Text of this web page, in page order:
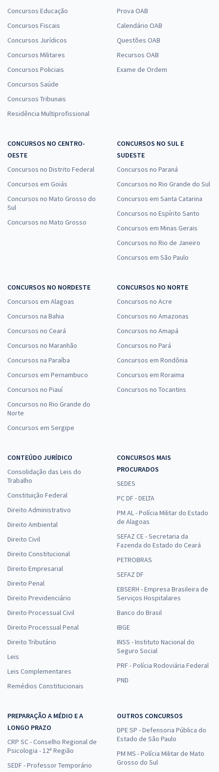
Concursos Educação
Concursos Fiscais
Concursos Jurídicos
Concursos Militares
Concursos Policiais
Concursos Saúde
Concursos Tribunais
Residência Multiprofissional
Prova OAB
Calendário OAB
Questões OAB
Recursos OAB
Exame de Ordem
CONCURSOS NO CENTRO-
OESTE
Concursos no Distrito Federal
Concursos em Goiás
Concursos no Mato Grosso do
Sul
Concursos no Mato Grosso
CONCURSOS NO SUL E
SUDESTE
Concursos no Paraná
Concursos no Rio Grande do Sul
Concursos em Santa Catarina
Concursos no Espírito Santo
Concursos em Minas Gerais
Concursos no Rio de Janeiro
Concursos em São Paulo
CONCURSOS NO NORDESTE
Concursos em Alagoas
Concursos na Bahia
Concursos no Ceará
Concursos no Maranhão
Concursos na Paraíba
Concursos em Pernambuco
Concursos no Piauí
Concursos no Rio Grande do
Norte
Concursos em Sergipe
CONCURSOS NO NORTE
Concursos no Acre
Concursos no Amazonas
Concursos no Amapá
Concursos no Pará
Concursos em Rondônia
Concursos em Roraima
Concursos no Tocantins
CONTEÚDO JURÍDICO
Consolidação das Leis do
Trabalho
Constituição Federal
Direito Administrativo
Direito Ambiental
Direito Civil
Direito Constitucional
Direito Empresarial
Direito Penal
Direito Previdenciário
Direito Processual Civil
Direito Processual Penal
Direito Tributário
Leis
Leis Complementares
Remédios Constitucionais
CONCURSOS MAIS
PROCURADOS
SEDES
PC DF - DELTA
PM AL - Polícia Militar do Estado
de Alagoas
SEFAZ CE - Secretaria da
Fazenda do Estado do Ceará
PETROBRAS
SEFAZ DF
EBSERH - Empresa Brasileira de
Serviços Hospitalares
Banco do Brasil
IBGE
INSS - Instituto Nacional do
Seguro Social
PRF - Polícia Rodoviária Federal
PND
PREPARAÇÃO A MÉDIO E A
LONGO PRAZO
CRP SC - Conselho Regional de
Psicologia - 12ª Região
SEDF - Professor Temporário
OUTROS CONCURSOS
DPE SP - Defensoria Pública do
Estado de São Paulo
PM MS - Polícia Militar de Mato
Grosso do Sul